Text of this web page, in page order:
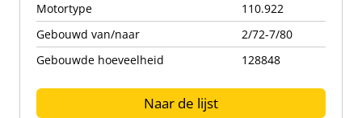
Motortype
110.922
Gebouwd van/naar
2/72-7/80
Gebouwde hoeveelheid
128848
Naar de lijst